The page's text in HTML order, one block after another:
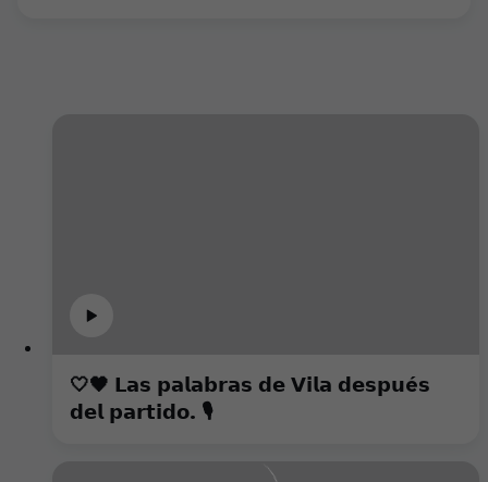
🤍🖤 𝗟𝗮𝘀 𝗽𝗮𝗹𝗮𝗯𝗿𝗮𝘀 𝗱𝗲 𝗩𝗶𝗹𝗮 𝗱𝗲𝘀𝗽𝘂é𝘀
𝗱𝗲𝗹 𝗽𝗮𝗿𝘁𝗶𝗱𝗼. 🎙️